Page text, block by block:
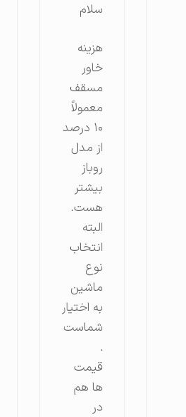
سلام
هزینه
خاور
مسقف
معمولاً
۱۰ درصد
از مدل
بیشتر
هست.
انتخاب
ماشین
به اختیار
شماست
قیمت
ها هم